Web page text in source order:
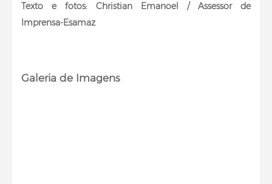
Texto e fotos: Christian Emanoel / Assessor de
Imprensa-Esamaz
Galeria de Imagens